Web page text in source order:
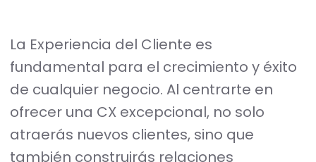
La Experiencia del Cliente es
fundamental para el crecimiento y éxito
de cualquier negocio. Al centrarte en
ofrecer una CX excepcional, no solo
atraerás nuevos clientes, sino que
también construirás relaciones